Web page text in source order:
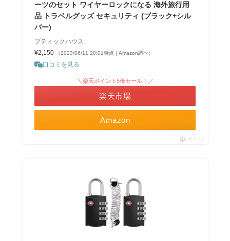
ーツのセット ワイヤーロックになる 海外旅行用
品 トラベルグッズ セキュリティ (ブラック+シル
バー)
ブティックハウス
¥2,150
（2023/06/11 20:01時点 | Amazon調べ）
口コミを見る
Amazon
＼楽天ポイント5倍セール！／
楽天市場
ポチップ